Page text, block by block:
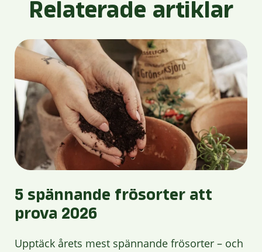
Relaterade artiklar
5 spännande frösorter att
prova 2026
Upptäck årets mest spännande frösorter – och